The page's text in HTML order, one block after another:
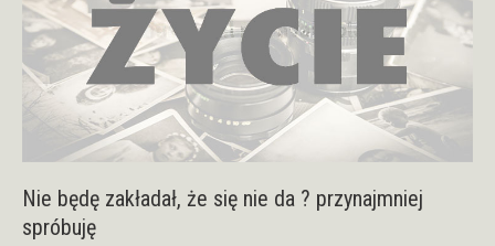
Nie będę zakładał, że się nie da ? przynajmniej
spróbuję